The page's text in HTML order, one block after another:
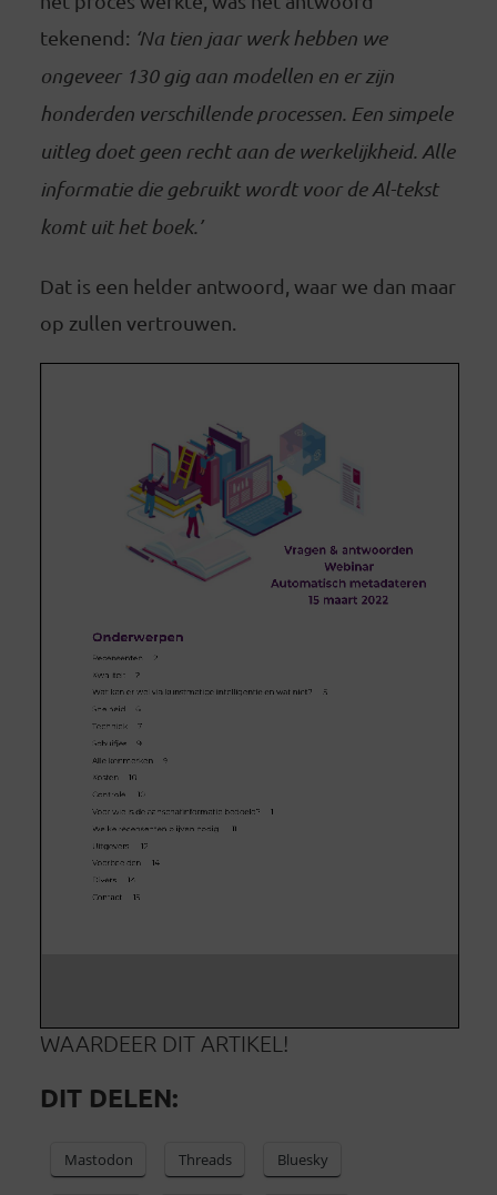
tekenend: ‘Na tien jaar werk hebben we
ongeveer 130 gig aan modellen en er zijn
honderden verschillende processen. Een simpele
uitleg doet geen recht aan de werkelijkheid. Alle
informatie die gebruikt wordt voor de Al-tekst
komt uit het boek.’
Dat is een helder antwoord, waar we dan maar
op zullen vertrouwen.
WAARDEER DIT ARTIKEL!
DIT DELEN:
Mastodon Threads Bluesky